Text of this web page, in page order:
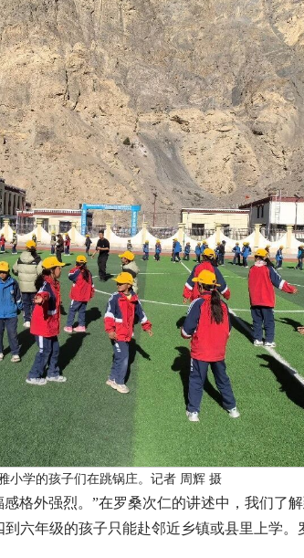
小学的孩子们在跳锅庄。记者 周辉 摄
格外强烈。”在罗桑次仁的讲述中，我们了
六年级的孩子只能赴邻近乡镇或县里上学